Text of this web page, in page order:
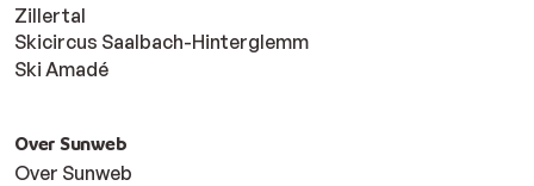
Zillertal
Skicircus Saalbach-Hinterglemm
Ski Amadé
Over Sunweb
Over Sunweb